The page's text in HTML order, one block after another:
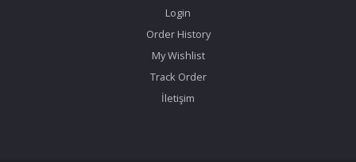
Login
Order History
My Wishlist
Track Order
İletişim